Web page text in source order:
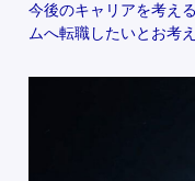
今後のキャリアを考え
ムへ転職したいとお考